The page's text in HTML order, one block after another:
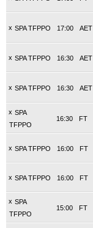
x SPA TFPPO AET
17:00
x SPA TFPPO AET
16:30
x SPA TFPPO AET
16:30
x SPA
TFPPO
FT
16:30
x SPA TFPPO FT
16:00
x SPA TFPPO FT
16:00
x SPA
TFPPO
FT
15:00